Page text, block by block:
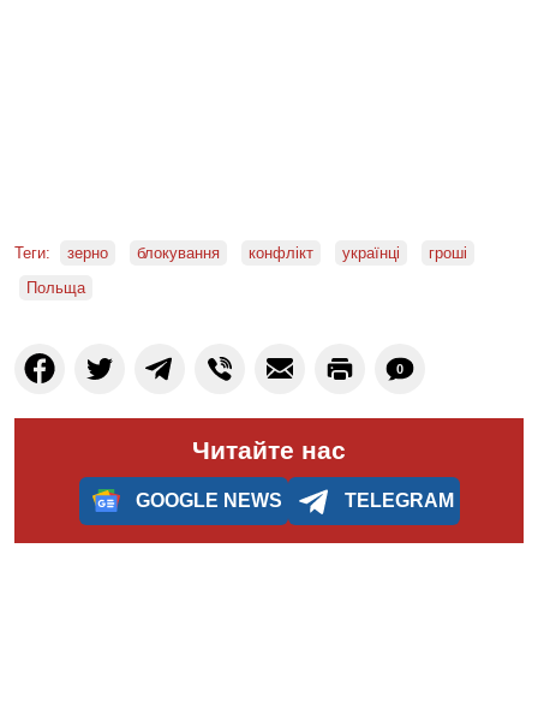
Теги: зерно блокування конфлікт українці
гроші
Польща
0
Читайте нас
GOOGLE NEWS TELEGRAM